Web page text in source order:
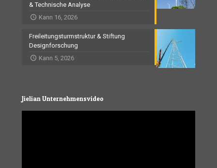
& Technische Analyse
Kann 16, 2026
Freileitungsturmstruktur & Stiftung
Designforschung
Kann 5, 2026
Jielian Unternehmensvideo